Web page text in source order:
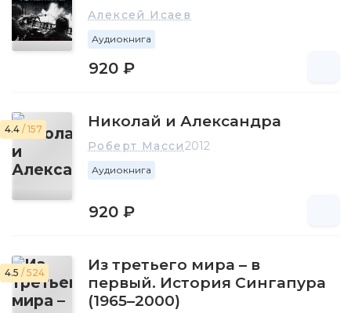
Алексей Исаев
Аудиокнига
920 ₽
4.4 / 157 Николай и Александра
Роберт Масси2012
Аудиокнига
920 ₽
4.5 / 524
Из третьего мира – в
первый. История Сингапура
(1965–2000)